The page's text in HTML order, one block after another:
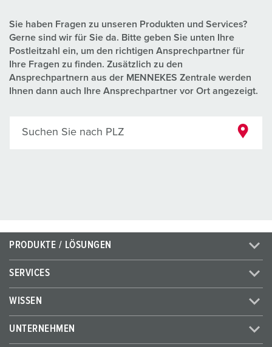
Sie haben Fragen zu unseren Produkten und Services?
Gerne sind wir für Sie da. Bitte geben Sie unten Ihre
Postleitzahl ein, um den richtigen Ansprechpartner für
Ihre Fragen zu finden. Zusätzlich zu den
Ansprechpartnern aus der MENNEKES Zentrale werden
Ihnen dann auch Ihre Ansprechpartner vor Ort angezeigt.
Suchen Sie nach PLZ
PRODUKTE / LÖSUNGEN
SERVICES
WISSEN
UNTERNEHMEN